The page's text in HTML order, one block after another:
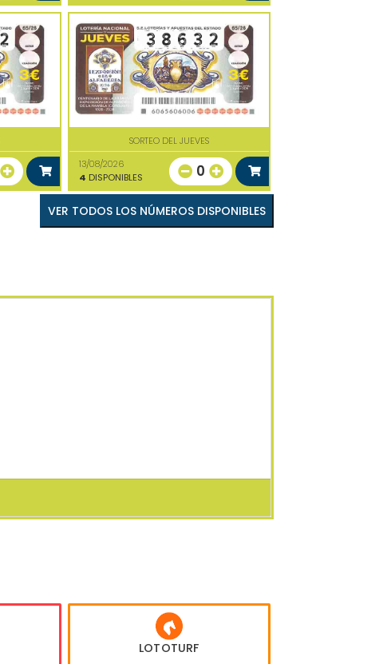
SORTEO DEL JUEVES
13/08/2026
4 DISPONIBLES 0
VER TODOS LOS NÚMEROS DISPONIBLES
LOTOTURF